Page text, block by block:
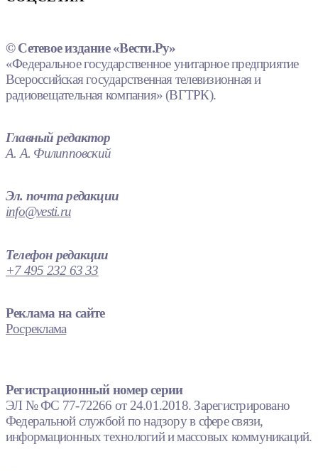
© Сетевое издание «Вести.Ру»
«Федеральное государственное унитарное предприятие
Всероссийская государственная телевизионная и
радиовещательная компания» (ВГТРК).
Главный редактор
А. А. Филипповский
Эл. почта редакции
info@vesti.ru
Телефон редакции
+7 495 232 63 33
Реклама на сайте
Росреклама
Регистрационный номер серии
ЭЛ № ФС 77-72266 от 24.01.2018. Зарегистрировано
Федеральной службой по надзору в сфере связи,
информационных технологий и массовых коммуникаций.